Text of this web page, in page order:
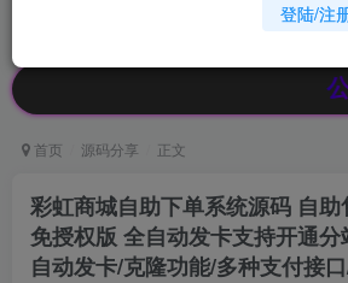
超
公告：欢迎
首页 源码分享 正文
彩虹商城自助下单系统源码 自
免授权版 全自动发卡支持开通
自动发卡/克隆功能/多种支付接
登陆/注